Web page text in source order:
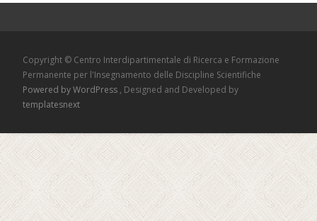
Copyright © Centro Interdipartimentale di Ricerca e Formazione
Permanente per l'Insegnamento delle Discipline Scientifiche
Powered by WordPress , Designed and Developed by
templatesnext